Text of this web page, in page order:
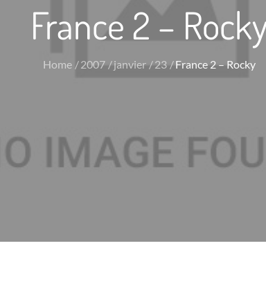
France 2 –
Home 2007 janvier 23 France 2 – Rocky